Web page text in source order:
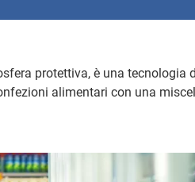
protettiva, è una tecnologia
alimentari con una